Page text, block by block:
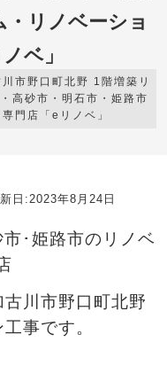
リノベーショ
ベ」
川市野口町北野 1階増築リ
高砂市・明石市・姫路市
門店「eリノベ」
日:2023年8月24日
･姫路市のリノベ
古川市野口町北野
工事です。